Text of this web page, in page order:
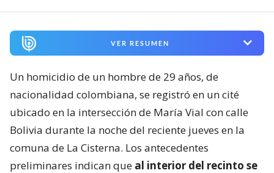
VER RESUMEN
Un homicidio de un hombre de 29 años, de
nacionalidad colombiana, se registró en un cité
ubicado en la intersección de María Vial con calle
Bolivia durante la noche del reciente jueves en la
comuna de La Cisterna. Los antecedentes
preliminares indican que al interior del recinto se